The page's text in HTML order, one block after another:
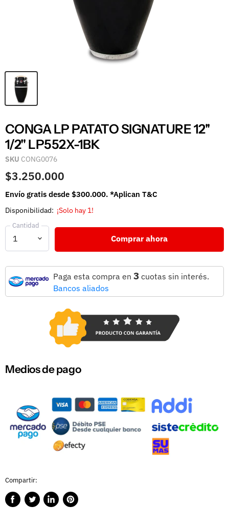
CONGA LP PATATO SIGNATURE 12''
1/2" LP552X-1BK
SKU CONG0076
$3.250.000
Envío gratis desde $300.000. *Aplican T&C
Disponibilidad: ¡Solo hay 1!
Cantidad
Comprar ahora
Paga esta compra en 3 cuotas sin interés.
Bancos aliados
Medios de pago
Compartir:
CompartirPublicarCompartirGuardar